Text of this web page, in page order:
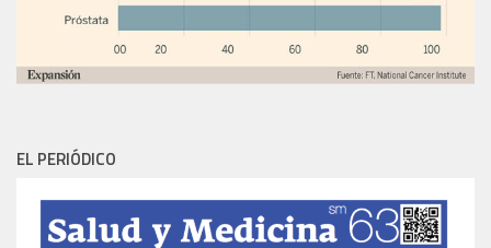
EL PERIÓDICO